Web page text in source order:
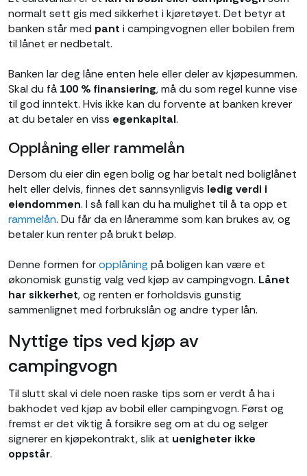
normalt sett gis med sikkerhet i kjøretøyet. Det betyr at
banken står med pant i campingvognen eller bobilen frem
til lånet er nedbetalt.
Banken lar deg låne enten hele eller deler av kjøpesummen.
Skal du få 100 % finansiering, må du som regel kunne vise
til god inntekt. Hvis ikke kan du forvente at banken krever
at du betaler en viss egenkapital.
Opplåning eller rammelån
Dersom du eier din egen bolig og har betalt ned boliglånet
helt eller delvis, finnes det sannsynligvis ledig verdi i
eiendommen. I så fall kan du ha mulighet til å ta opp et
rammelån. Du får da en låneramme som kan brukes av, og
betaler kun renter på brukt beløp.
Denne formen foropplåning på boligen kan være et
økonomisk gunstig valg ved kjøp av campingvogn. Lånet
har sikkerhet, og renten er forholdsvis gunstig
sammenlignet med forbrukslån og andre typer lån.
Nyttige tips ved kjøp av
campingvogn
Til slutt skal vi dele noen raske tips som er verdt å ha i
bakhodet ved kjøp av bobil eller campingvogn. Først og
fremst er det viktig å forsikre seg om at du og selger
signerer en kjøpekontrakt, slik at uenigheter ikke
oppstår.